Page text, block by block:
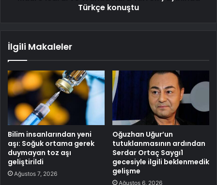
Türkçe konuştu
İlgili Makaleler
Bilim insanlarından yeni
aşı: Soğuk ortama gerek
duymayan toz aşı
geliştirildi
Ağustos 7, 2026
Oğuzhan Uğur’un
tutuklanmasının ardından
Serdar Ortaç Saygı1
gecesiyle ilgili beklenmedik
gelişme
Ağustos 6, 2026